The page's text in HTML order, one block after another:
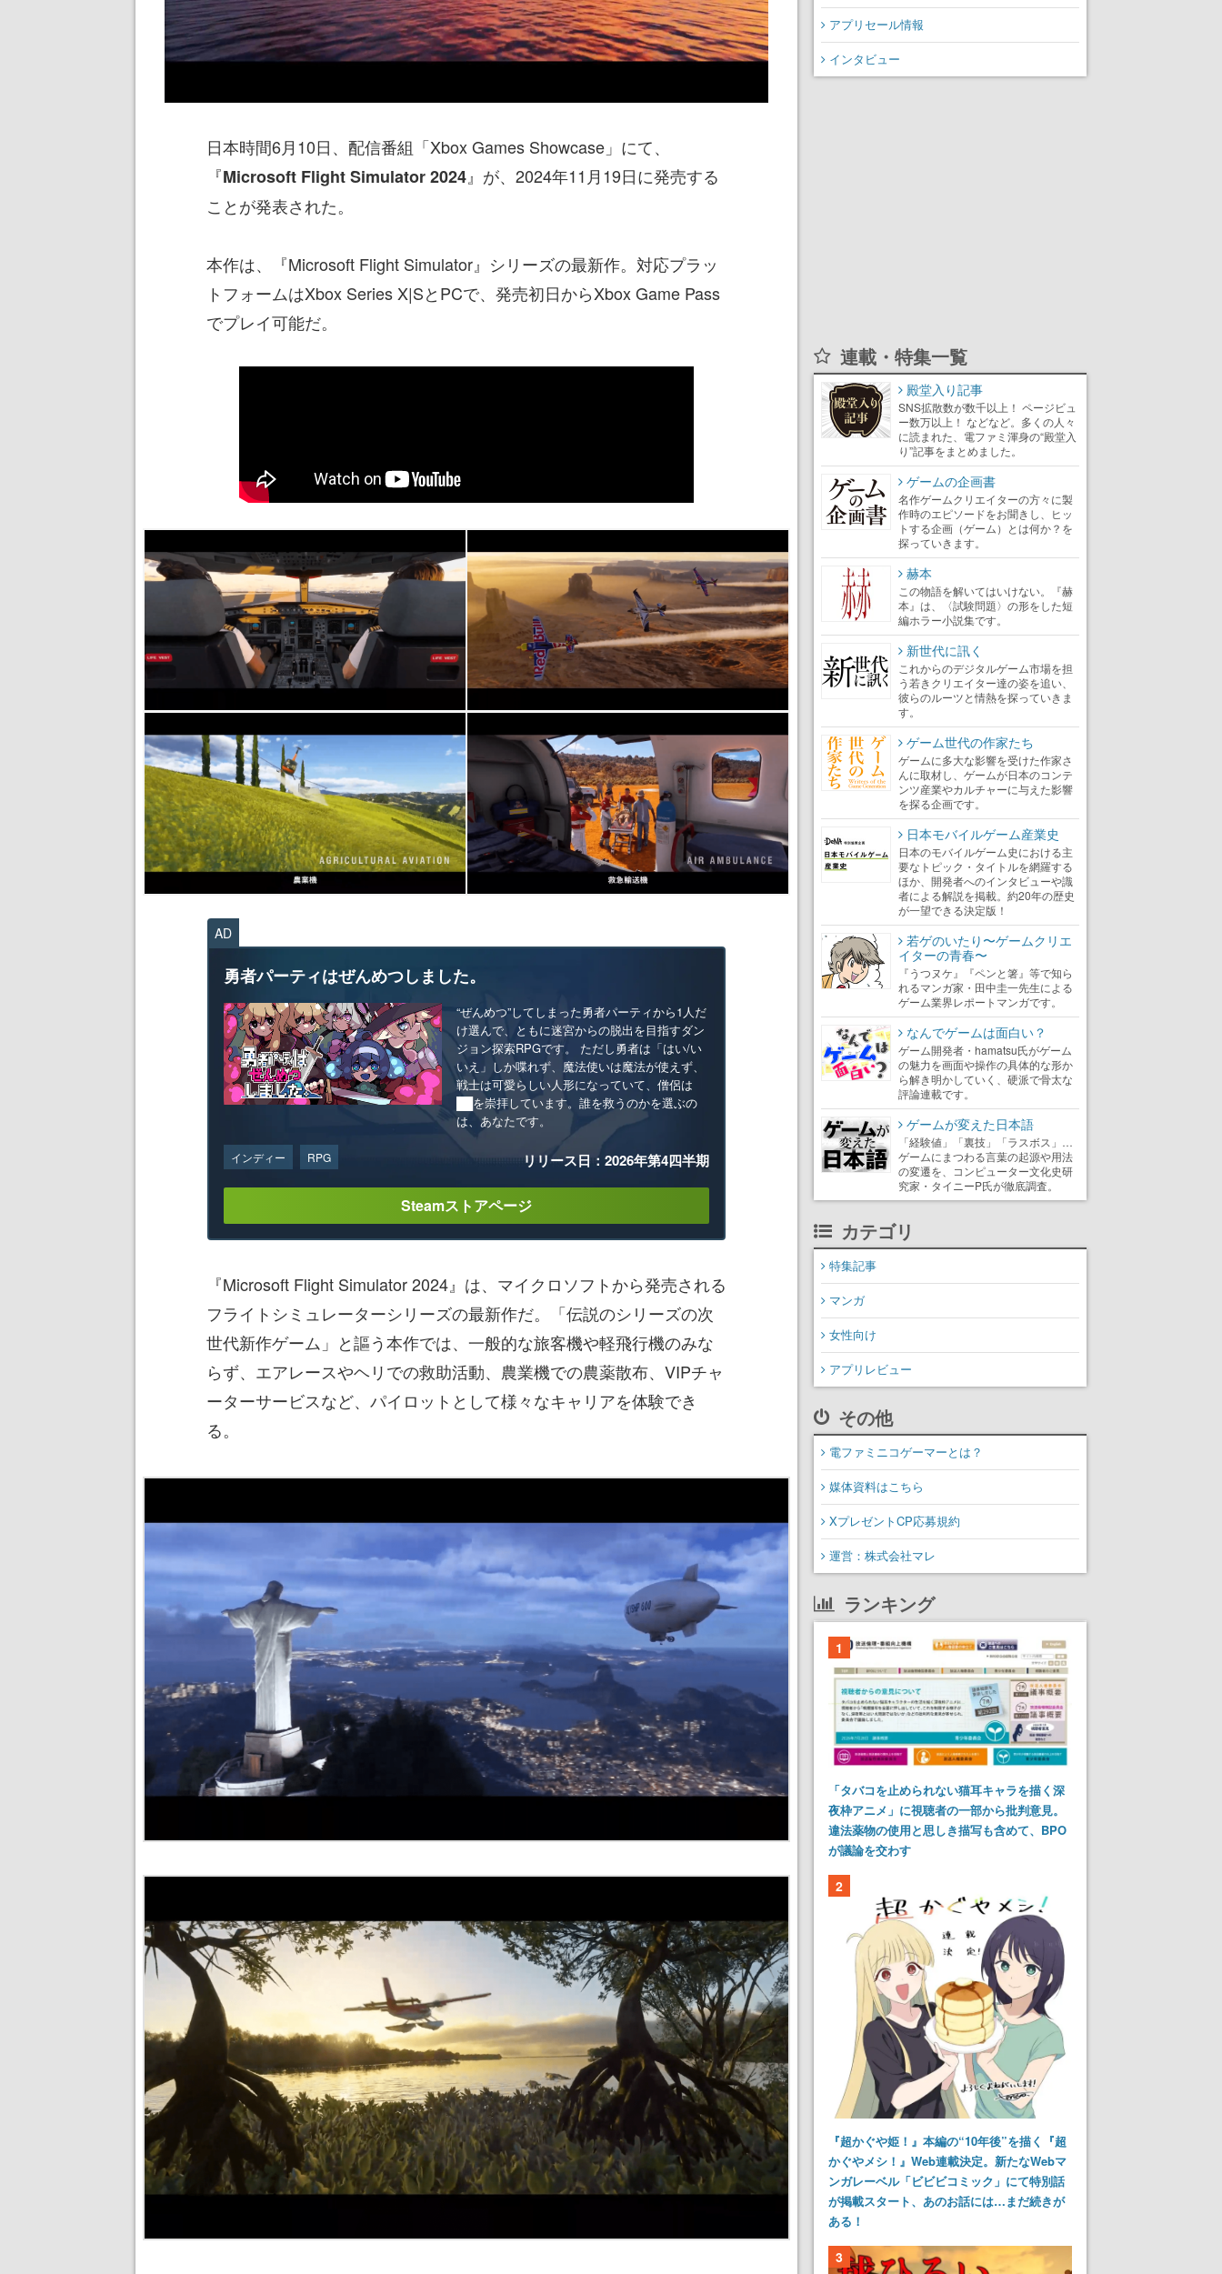
日本時間6月10日、配信番組「Xbox Games Showcase」にて、
『Microsoft Flight Simulator 2024』が、2024年11月19日に発売する
ことが発表された。
本作は、『Microsoft Flight Simulator』シリーズの最新作。対応プラッ
トフォームはXbox Series X|SとPCで、発売初日からXbox Game Pass
でプレイ可能だ。
AD
勇者パーティはぜんめつしました。
“ぜんめつ”してしまった勇者パーティから1人だ
け選んで、ともに迷宮からの脱出を目指すダン
ジョン探索RPGです。 ただし勇者は「はい/い
いえ」しか喋れず、魔法使いは魔法が使えず、
戦士は可愛らしい人形になっていて、僧侶は
██を崇拝しています。誰を救うのかを選ぶの
は、あなたです。
インディー RPG リリース日：2026年第4四半期
Steamストアページ
『Microsoft Flight Simulator 2024』は、マイクロソフトから発売される
フライトシミュレーターシリーズの最新作だ。「伝説のシリーズの次
世代新作ゲーム」と謳う本作では、一般的な旅客機や軽飛行機のみな
らず、エアレースやヘリでの救助活動、農業機での農薬散布、VIPチャ
ーターサービスなど、パイロットとして様々なキャリアを体験でき
る。
トも開設され、2026年リ
アプリセール情報
インタビュー
連載・特集一覧
殿堂入り記事
SNS拡散数が数千以上！ ページビュ
ー数万以上！ などなど。多くの人々
に読まれた、電ファミ渾身の“殿堂入
り”記事をまとめました。
ゲームの企画書
名作ゲームクリエイターの方々に製
作時のエピソードをお聞きし、ヒッ
トする企画（ゲーム）とは何か？を
探っていきます。
赫本
この物語を解いてはいけない。『赫
本』は、〈試験問題〉の形をした短
編ホラー小説集です。
新世代に訊く
これからのデジタルゲーム市場を担
う若きクリエイター達の姿を追い、
彼らのルーツと情熱を探っていきま
す。
ゲーム世代の作家たち
ゲームに多大な影響を受けた作家さ
んに取材し、ゲームが日本のコンテ
ンツ産業やカルチャーに与えた影響
を探る企画です。
日本モバイルゲーム産業史
日本のモバイルゲーム史における主
要なトピック・タイトルを網羅する
ほか、開発者へのインタビューや識
者による解説を掲載。約20年の歴史
が一望できる決定版！
若ゲのいたり〜ゲームクリエ
イターの青春〜
『うつヌケ』『ペンと箸』等で知ら
れるマンガ家・田中圭一先生による
ゲーム業界レポートマンガです。
なんでゲームは面白い？
ゲーム開発者・hamatsu氏がゲーム
の魅力を画面や操作の具体的な形か
ら解き明かしていく、硬派で骨太な
評論連載です。
ゲームが変えた日本語
「経験値」「裏技」「ラスボス」…
ゲームにまつわる言葉の起源や用法
の変遷を、コンピューター文化史研
究家・タイニーP氏が徹底調査。
カテゴリ
特集記事
マンガ
女性向け
アプリレビュー
その他
電ファミニコゲーマーとは？
媒体資料はこちら
XプレゼントCP応募規約
運営：株式会社マレ
ランキング
1
「タバコを止められない猫耳キャラを描く深
夜枠アニメ」に視聴者の一部から批判意見。
違法薬物の使用と思しき描写も含めて、BPO
が議論を交わす
2
『超かぐや姫！』本編の“10年後”を描く『超
かぐやメシ！』Web連載決定。新たなWebマ
ンガレーベル「ビビビコミック」にて特別話
が掲載スタート、あのお話には…まだ続きが
ある！
3